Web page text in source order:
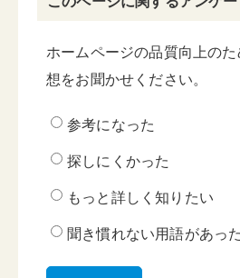
ホームページの品質向上の
想をお聞かせください。
参考になった
探しにくかった
もっと詳しく知りたい
聞き慣れない用語があった